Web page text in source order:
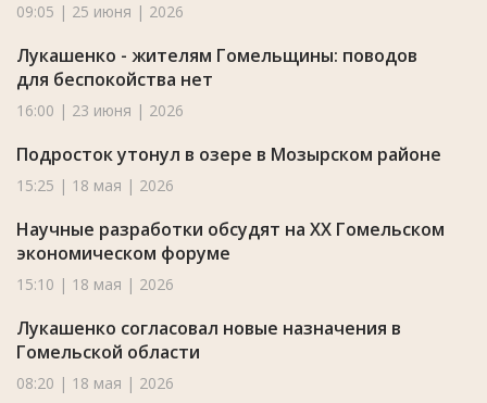
09:05 | 25 июня | 2026
Лукашенко - жителям Гомельщины: поводов
для беспокойства нет
16:00 | 23 июня | 2026
Подросток утонул в озере в Мозырском районе
15:25 | 18 мая | 2026
Научные разработки обсудят на XX Гомельском
экономическом форуме
15:10 | 18 мая | 2026
Лукашенко согласовал новые назначения в
Гомельской области
08:20 | 18 мая | 2026